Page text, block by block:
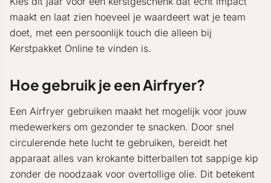
maakt en laat zien hoeveel je waardeert wat je team
doet, met een persoonlijk touch die alleen bij
Kerstpakket Online te vinden is.
Hoe gebruik je een Airfryer?
Een Airfryer gebruiken maakt het mogelijk voor jouw
medewerkers om gezonder te snacken. Door snel
circulerende hete lucht te gebruiken, bereidt het
apparaat alles van krokante bitterballen tot sappige kip
zonder de noodzaak voor overtollige olie. Dit betekent